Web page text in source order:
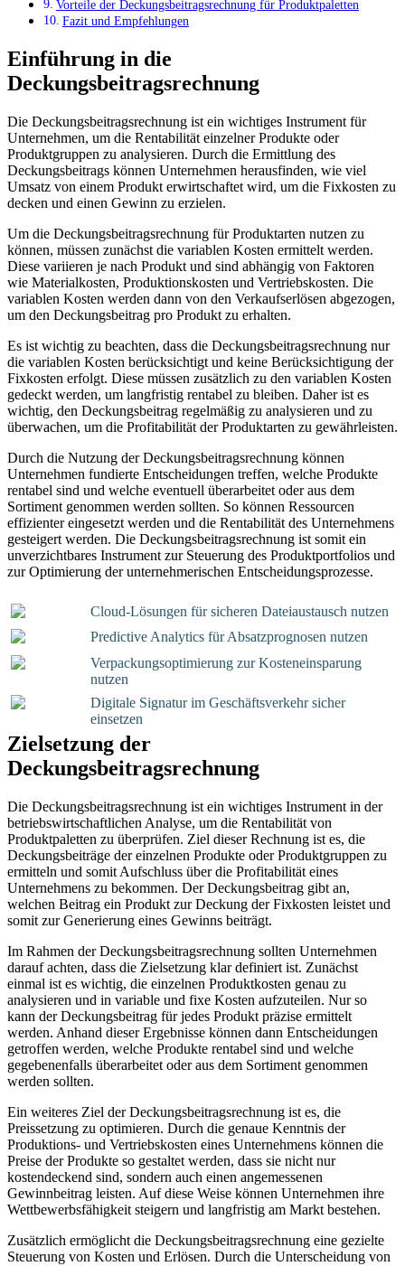
Vorteile der Deckungsbeitragsrechnung für Produktpaletten
Fazit und Empfehlungen
Einführung in die
Deckungsbeitragsrechnung
Die Deckungsbeitragsrechnung ist ein wichtiges Instrument für
Unternehmen, um die Rentabilität einzelner Produkte oder
Produktgruppen zu analysieren. Durch die Ermittlung des
Deckungsbeitrags können Unternehmen herausfinden, wie viel
Umsatz von einem Produkt erwirtschaftet wird, um die Fixkosten zu
decken und einen Gewinn zu erzielen.
Um die Deckungsbeitragsrechnung für Produktarten nutzen zu
können, müssen zunächst die variablen Kosten ermittelt werden.
Diese variieren je nach Produkt und sind abhängig von Faktoren
wie Materialkosten, Produktionskosten und Vertriebskosten. Die
variablen Kosten werden dann von den Verkaufserlösen abgezogen,
um den Deckungsbeitrag pro Produkt zu erhalten.
Es ist wichtig zu beachten, dass die Deckungsbeitragsrechnung nur
die variablen Kosten berücksichtigt und keine Berücksichtigung der
Fixkosten erfolgt. Diese müssen zusätzlich zu den variablen Kosten
gedeckt werden, um langfristig rentabel zu bleiben. Daher ist es
wichtig, den Deckungsbeitrag regelmäßig zu analysieren und zu
überwachen, um die Profitabilität der Produktarten zu gewährleisten.
Durch die Nutzung der Deckungsbeitragsrechnung können
Unternehmen fundierte Entscheidungen treffen, welche Produkte
rentabel sind und welche eventuell überarbeitet oder aus dem
Sortiment genommen werden sollten. So können Ressourcen
effizienter eingesetzt werden und die Rentabilität des Unternehmens
gesteigert werden. Die Deckungsbeitragsrechnung ist somit ein
unverzichtbares Instrument zur Steuerung des Produktportfolios und
zur Optimierung der unternehmerischen Entscheidungsprozesse.
Cloud-Lösungen für sicheren Dateiaustausch nutzen
Predictive Analytics für Absatzprognosen nutzen
Verpackungsoptimierung zur Kosteneinsparung
nutzen
Digitale Signatur im Geschäftsverkehr sicher
einsetzen
Zielsetzung der
Deckungsbeitragsrechnung
Die Deckungsbeitragsrechnung ist ein wichtiges Instrument in der
betriebswirtschaftlichen Analyse, um die Rentabilität von
Produktpaletten zu überprüfen. Ziel dieser Rechnung ist es, die
Deckungsbeiträge der einzelnen Produkte oder Produktgruppen zu
ermitteln und somit Aufschluss über die Profitabilität eines
Unternehmens zu bekommen. Der Deckungsbeitrag gibt an,
welchen Beitrag ein Produkt zur Deckung der Fixkosten leistet und
somit zur Generierung eines Gewinns beiträgt.
Im Rahmen der Deckungsbeitragsrechnung sollten Unternehmen
darauf achten, dass die Zielsetzung klar definiert ist. Zunächst
einmal ist es wichtig, die einzelnen Produktkosten genau zu
analysieren und in variable und fixe Kosten aufzuteilen. Nur so
kann der Deckungsbeitrag für jedes Produkt präzise ermittelt
werden. Anhand dieser Ergebnisse können dann Entscheidungen
getroffen werden, welche Produkte rentabel sind und welche
gegebenenfalls überarbeitet oder aus dem Sortiment genommen
werden sollten.
Ein weiteres Ziel der Deckungsbeitragsrechnung ist es, die
Preissetzung zu optimieren. Durch die genaue Kenntnis der
Produktions- und Vertriebskosten eines Unternehmens können die
Preise der Produkte so gestaltet werden, dass sie nicht nur
kostendeckend sind, sondern auch einen angemessenen
Gewinnbeitrag leisten. Auf diese Weise können Unternehmen ihre
Wettbewerbsfähigkeit steigern und langfristig am Markt bestehen.
Zusätzlich ermöglicht die Deckungsbeitragsrechnung eine gezielte
Steuerung von Kosten und Erlösen. Durch die Unterscheidung von